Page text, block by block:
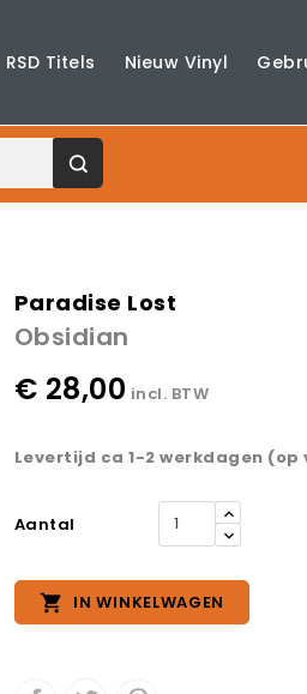
RSD Titels Nieuw Vinyl
Paradise Lost
Obsidian
€ 28,00 incl. BTW
Levertijd ca 1-2 werkdagen
Aantal
 IN WINKELWAGEN